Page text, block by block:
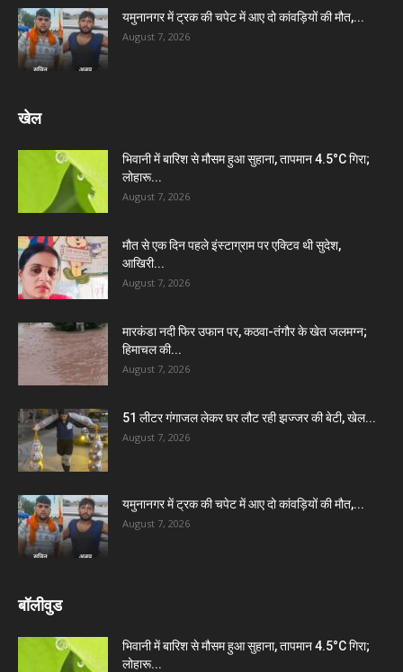
यमुनानगर में ट्रक की चपेट में आए दो कांवड़ियों की मौत,...
August 7, 2026
खेल
भिवानी में बारिश से मौसम हुआ सुहाना, तापमान 4.5°C गिरा;
लोहारू...
August 7, 2026
मौत से एक दिन पहले इंस्टाग्राम पर एक्टिव थी सुदेश,
आखिरी...
August 7, 2026
मारकंडा नदी फिर उफान पर, कठवा-तंगौर के खेत जलमग्न;
हिमाचल की...
August 7, 2026
51 लीटर गंगाजल लेकर घर लौट रही झज्जर की बेटी, खेल...
August 7, 2026
यमुनानगर में ट्रक की चपेट में आए दो कांवड़ियों की मौत,...
August 7, 2026
बॉलीवुड
भिवानी में बारिश से मौसम हुआ सुहाना, तापमान 4.5°C गिरा;
लोहारू...